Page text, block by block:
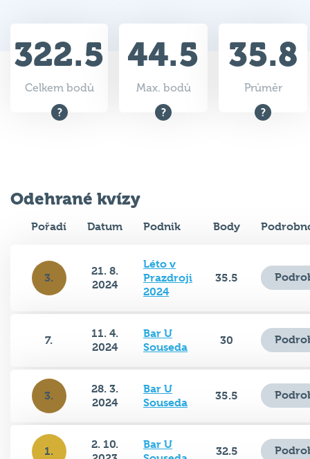
322.5
Celkem bodů
44.5
Max. bodů
35.8
Průměr
Odehrané kvízy
Pořadí Datum Podnik Body
3.
21. 8.
2024
Léto v
Prazdroji
2024
35.5
7.
11. 4.
2024
Bar U
Souseda
30
3.
28. 3.
2024
Bar U
Souseda
35.5
1.
2. 10.
Bar U
32.5